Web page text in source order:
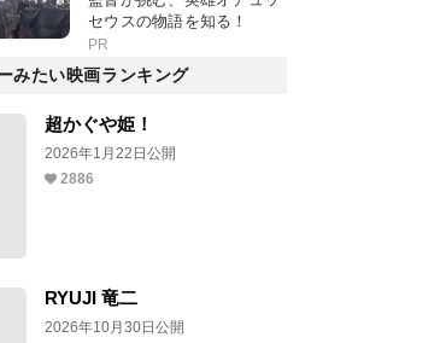
セウスの物語を知る！
PR
みたい映画ランキング
超かぐや姫！
2026年1月22日公開
2886
RYUJI 竜二
2026年10月30日公開